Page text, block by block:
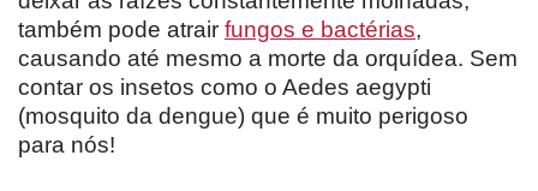
também pode atrair fungos e bactérias,
causando até mesmo a morte da orquídea. Sem
contar os insetos como o Aedes aegypti
(mosquito da dengue) que é muito perigoso
para nós!